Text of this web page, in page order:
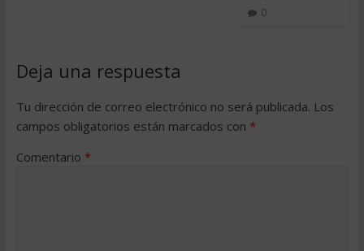
0
Deja una respuesta
Tu dirección de correo electrónico no será publicada. Los
campos obligatorios están marcados con *
Comentario *